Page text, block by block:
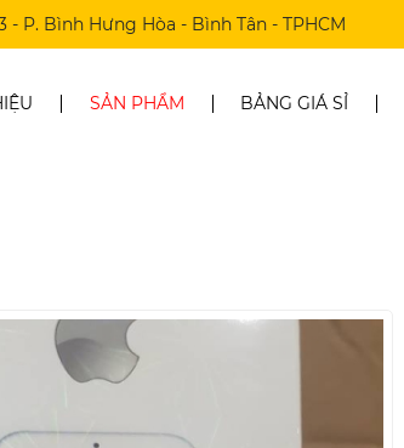
P. Bình Hưng Hòa - Bình Tân - TPHCM
SẢN PHẨM BẢNG GIÁ SỈ